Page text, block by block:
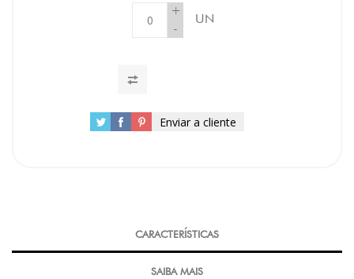
+
-
UN
Enviar a cliente
CARACTERÍSTICAS
SAIBA MAIS